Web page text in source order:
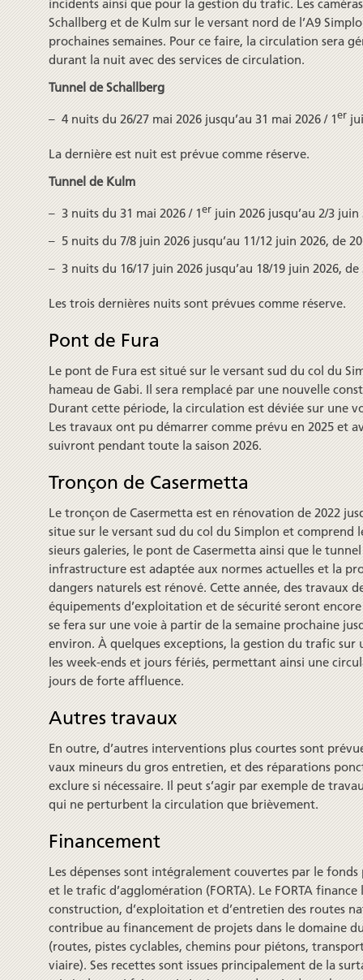
incidents ainsi que pour la gestion du trafic. Les
Schallberg et de Kulm sur le versant nord de l’A9
prochaines semaines. Pour ce faire, la circulation sera
durant la nuit avec des services de circulation.
Tunnel de Schallberg
4 nuits du 26/27 mai 2026 jusqu’au 31 mai 2026 / 1er
La dernière est nuit est prévue comme réserve.
Tunnel de Kulm
3 nuits du 31 mai 2026 / 1er juin 2026 jusqu’au 2/3
5 nuits du 7/8 juin 2026 jusqu’au 11/12 juin 2026, de
3 nuits du 16/17 juin 2026 jusqu’au 18/19 juin 2026, de
Les trois dernières nuits sont prévues comme réserve.
Pont de Fura
Le pont de Fura est situé sur le ver­sant sud du col du
hameau de Gabi. Il sera remplacé par une nouvelle
Durant cette période, la cir­cula­tion est déviée sur une
Les tra­vaux ont pu démarrer comme prévu en 2025 et
suivront pen­dant toute la saison 2026.
Tronçon de Casermetta
Le tronçon de Casermetta est en rénova­tion de 2022
situe sur le ver­sant sud du col du Simplon et
sieurs galeries, le pont de Caser­metta ainsi que le
infra­structure est adaptée aux normes actuelles et la
dangers naturels est rénové. Cette année, des tra­vaux
équipe­ments d’exploita­tion et de sécurité seront
se fera sur une voie à partir de la semaine pro­chaine
environ. À quelques excep­tions, la gestion du trafic sur
les week-ends et jours fériés, per­mettant ainsi une
jours de forte affluence.
Autres travaux
En outre, d’autres inter­ven­tions plus courtes sont
vaux mineurs du gros entre­tien, et des répara­tions
exclure si nécessaire. Il peut s’agir par exemple de
qui ne per­turbent la cir­cula­tion que brièvement.
Financement
Les dépenses sont intégrale­ment couvertes par le
et le trafic d’agglo­méra­tion (FORTA). Le FORTA finance
construc­tion, d’exploita­tion et d’entretien des routes
contribue au finance­ment de projets dans le domaine
(routes, pistes cyclables, chemins pour piétons,
viaire). Ses recettes sont issues prin­cipale­ment de la